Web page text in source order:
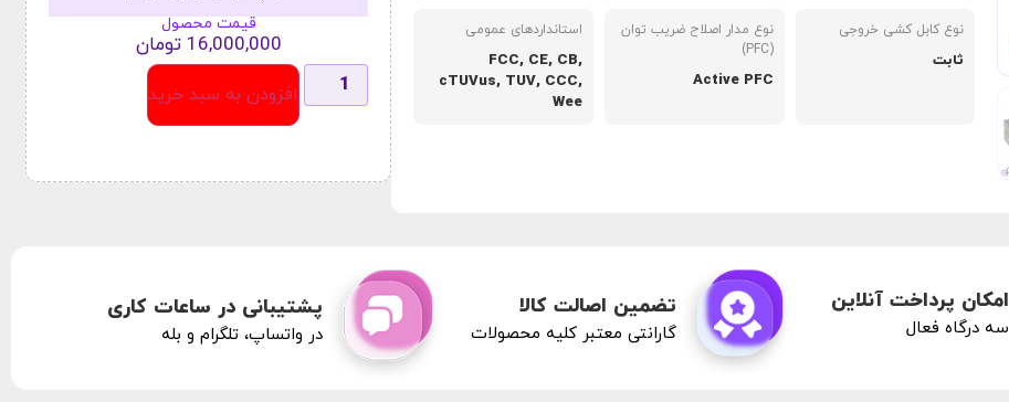
نوع کابل کشی خروجی
ثابت
نوع مدار اصلاح ضریب توان
(PFC)
Active PFC
استانداردهای عمومی
FCC, CE, CB,
cTUVus, TUV, CCC,
Wee
قیمت محصول
16,000,000 تومان
افزودن به سبد خرید
امکان پرداخت آنلاین
سه درگاه فعال
تضمین اصالت کالا
گارانتی معتبر کلیه محصولات
پشتیبانی در ساعات کاری
در واتساپ، تلگرام و بله